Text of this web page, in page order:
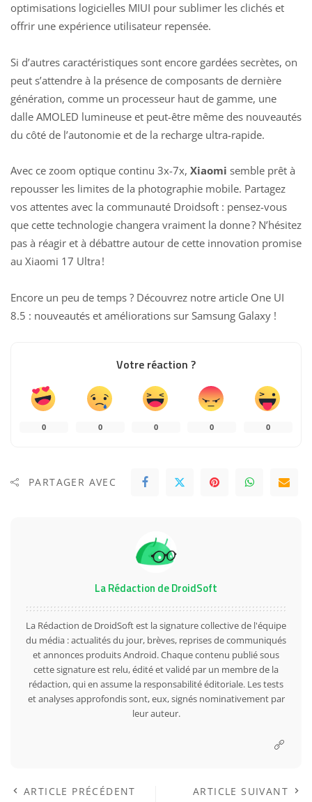
optimisations logicielles MIUI pour sublimer les clichés et
offrir une expérience utilisateur repensée.
Si d’autres caractéristiques sont encore gardées secrètes, on
peut s’attendre à la présence de composants de dernière
génération, comme un processeur haut de gamme, une
dalle AMOLED lumineuse et peut-être même des nouveautés
du côté de l’autonomie et de la recharge ultra-rapide.
Avec ce zoom optique continu 3x-7x, Xiaomi semble prêt à
repousser les limites de la photographie mobile. Partagez
vos attentes avec la communauté Droidsoft : pensez-vous
que cette technologie changera vraiment la donne ? N’hésitez
pas à réagir et à débattre autour de cette innovation promise
au Xiaomi 17 Ultra !
Encore un peu de temps ? Découvrez notre article One UI
8.5 : nouveautés et améliorations sur Samsung Galaxy !
Votre réaction ?
0 0 0 0 0
PARTAGER AVEC
La Rédaction de DroidSoft
La Rédaction de DroidSoft est la signature collective de l'équipe
du média : actualités du jour, brèves, reprises de communiqués
et annonces produits Android. Chaque contenu publié sous
cette signature est relu, édité et validé par un membre de la
rédaction, qui en assume la responsabilité éditoriale. Les tests
et analyses approfondis sont, eux, signés nominativement par
leur auteur.
ARTICLE PRÉCÉDENT ARTICLE SUIVANT